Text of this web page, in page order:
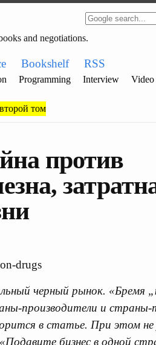
and negotiations.
Bookshelf RSS
Programming Interview
Video
том
против
drugs
черный рынок. «Бремя
производители и
в статье. При этом
бизнес в одной